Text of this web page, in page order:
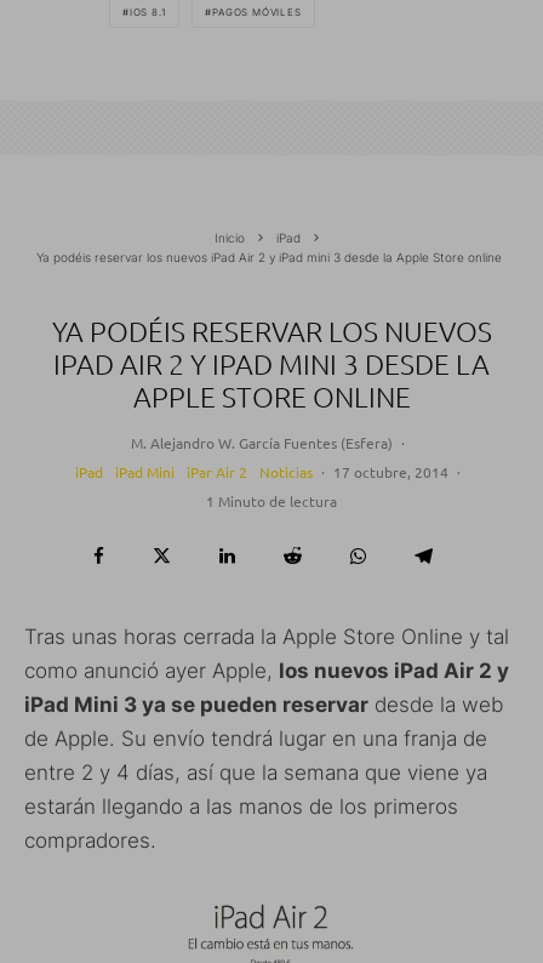
IOS 8.1 PAGOS MÓVILES
Inicio
iPad
Ya podéis reservar los nuevos iPad Air 2 y iPad mini 3 desde la Apple Store online
YA PODÉIS RESERVAR LOS NUEVOS
IPAD AIR 2 Y IPAD MINI 3 DESDE LA
APPLE STORE ONLINE
M. Alejandro W. García Fuentes (Esfera) ·
iPad
iPad Mini iPar Air 2 Noticias · 17 octubre, 2014 ·
1 Minuto de lectura
Tras unas horas cerrada la Apple Store Online y tal
como anunció ayer Apple, los nuevos iPad Air 2 y
iPad Mini 3 ya se pueden reservar desde la web
de Apple. Su envío tendrá lugar en una franja de
entre 2 y 4 días, así que la semana que viene ya
estarán llegando a las manos de los primeros
compradores.